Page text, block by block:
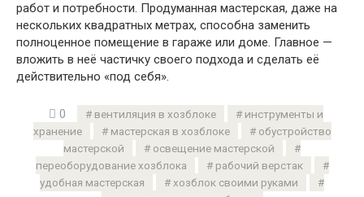
работ и потребности. Продуманная мастерская, даже на
нескольких квадратных метрах, способна заменить
полноценное помещение в гараже или доме. Главное —
вложить в неё частичку своего подхода и сделать её
действительно «под себя».
0 вентиляция в хозблоке
инструменты и
хранение
мастерская в хозблоке
обустройство
мастерской
освещение мастерской
переоборудование хозблока
рабочий верстак
удобная мастерская
хозблок своими руками